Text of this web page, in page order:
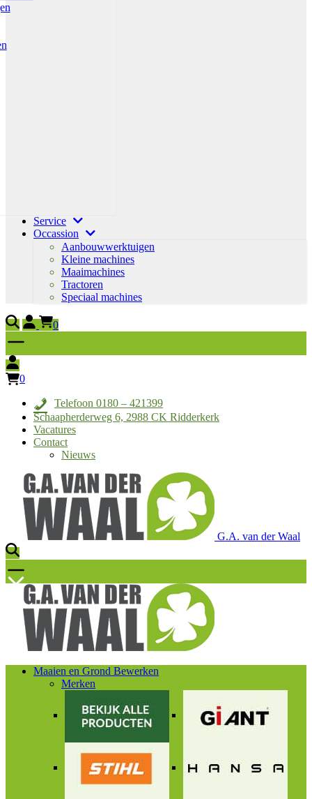
Service
Occassion
Aanbouwwerktuigen
Kleine machines
Maaimachines
Tractoren
Speciaal machines
0
0
Telefoon 0180 – 421399
Schaapherderweg 6, 2988 CK Ridderkerk
Vacatures
Contact
Nieuws
G.A. van der Waal
Maaien en Grond Bewerken
Merken